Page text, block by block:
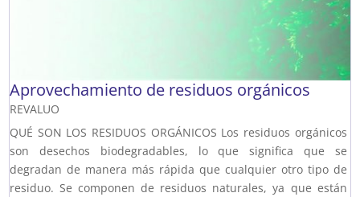
Aprovechamiento de residuos orgánicos
REVALUO
QUÉ SON LOS RESIDUOS ORGÁNICOS Los residuos orgánicos
son desechos biodegradables, lo que significa que se
degradan de manera más rápida que cualquier otro tipo de
residuo. Se componen de residuos naturales, ya que están